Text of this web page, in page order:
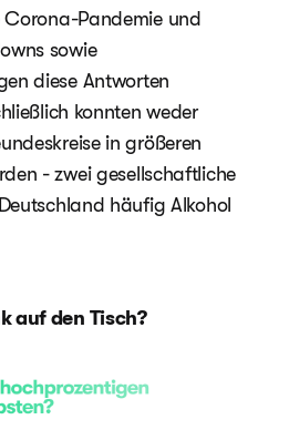
Pandemie und
sowie
diese Antworten
konnten weder
in größeren
- zwei gesellschaftliche
häufig Alkohol
auf den Tisch?